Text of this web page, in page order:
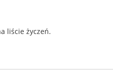
liście życzeń.